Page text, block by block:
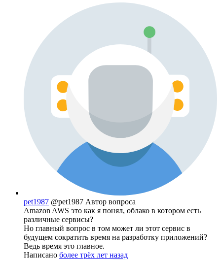
pet1987 @pet1987 Автор вопроса
Amazon AWS это как я понял, облако в котором есть
различные сервисы?
Но главный вопрос в том может ли этот сервис в
будущем сократить время на разработку приложений?
Ведь время это главное.
Написано более трёх лет назад